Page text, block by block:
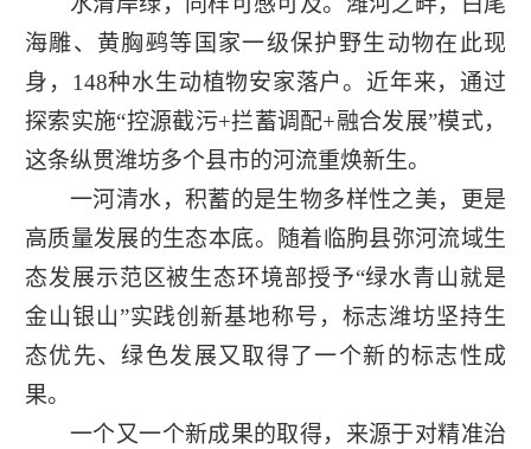
海雕、黄胸鹀等国家一级保护野生动物在此现
身，148种水生动植物安家落户。近年来，通过
探索实施“控源截污+拦蓄调配+融合发展”模式，
这条纵贯潍坊多个县市的河流重焕新生。
一河清水，积蓄的是生物多样性之美，更是
高质量发展的生态本底。随着临朐县弥河流域生
态发展示范区被生态环境部授予“绿水青山就是
金山银山”实践创新基地称号，标志潍坊坚持生
态优先、绿色发展又取得了一个新的标志性成
果。
一个又一个新成果的取得，来源于对精准治